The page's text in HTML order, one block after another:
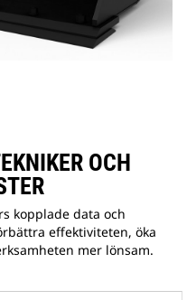
OCH
kopplade data och
effektiviteten, öka
mer lönsam.